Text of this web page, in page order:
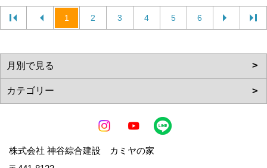
1 2 3 4 5 6
株式会社 神谷綜合建設 カミヤの家